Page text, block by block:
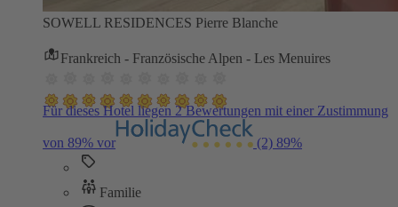
SOWELL RESIDENCES Pierre Blanche
Frankreich - Französische Alpen - Les Menuires
Für dieses Hotel liegen 2 Bewertungen mit einer Zustimmung
von 89% vor (2) 89%
Familie